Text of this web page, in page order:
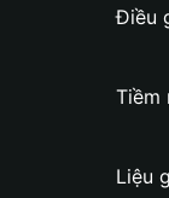
Điều
Tiềm
Liệu